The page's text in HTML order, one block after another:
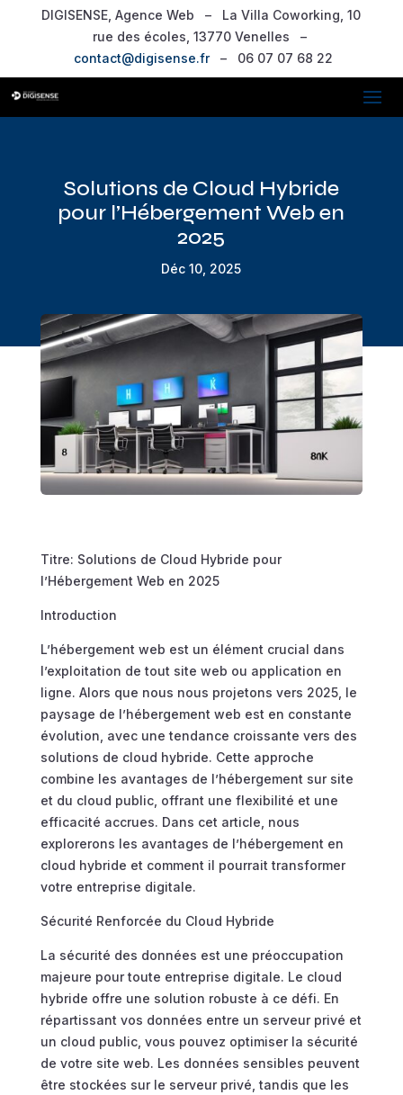
DIGISENSE, Agence Web – La Villa Coworking, 10
rue des écoles, 13770 Venelles –
contact@digisense.fr– 06 07 07 68 22
Solutions de Cloud Hybride
pour l’Hébergement Web en
2025
Déc 10, 2025
Titre: Solutions de Cloud Hybride pour
l’Hébergement Web en 2025
Introduction
L’hébergement web est un élément crucial dans
l’exploitation de tout site web ou application en
ligne. Alors que nous nous projetons vers 2025, le
paysage de l’hébergement web est en constante
évolution, avec une tendance croissante vers des
solutions de cloud hybride. Cette approche
combine les avantages de l’hébergement sur site
et du cloud public, offrant une flexibilité et une
efficacité accrues. Dans cet article, nous
explorerons les avantages de l’hébergement en
cloud hybride et comment il pourrait transformer
votre entreprise digitale.
Sécurité Renforcée du Cloud Hybride
La sécurité des données est une préoccupation
majeure pour toute entreprise digitale. Le cloud
hybride offre une solution robuste à ce défi. En
répartissant vos données entre un serveur privé et
un cloud public, vous pouvez optimiser la sécurité
de votre site web. Les données sensibles peuvent
être stockées sur le serveur privé, tandis que les